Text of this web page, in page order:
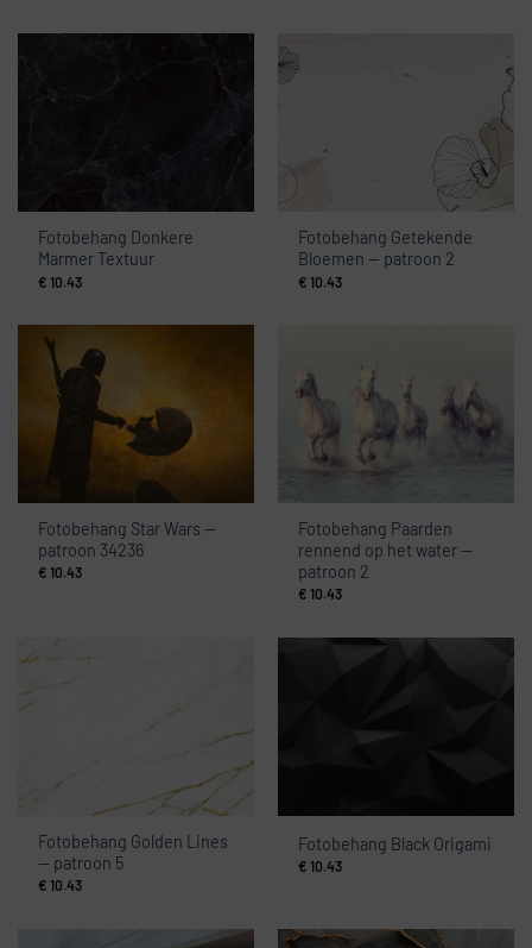
Fotobehang Donkere
Marmer Textuur
€ 10.43
Fotobehang Getekende
Bloemen — patroon 2
€ 10.43
Fotobehang Star Wars —
patroon 34236
€ 10.43
Fotobehang Paarden
rennend op het water —
patroon 2
€ 10.43
Fotobehang Golden Lines
— patroon 5
€ 10.43
Fotobehang Black Origami
€ 10.43